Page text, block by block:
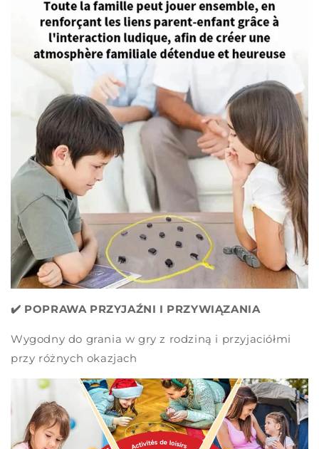
✔️ POPRAWA PRZYJAŹNI I PRZYWIĄZANIA
Wygodny do grania w gry z rodziną i przyjaciółmi
przy różnych okazjach